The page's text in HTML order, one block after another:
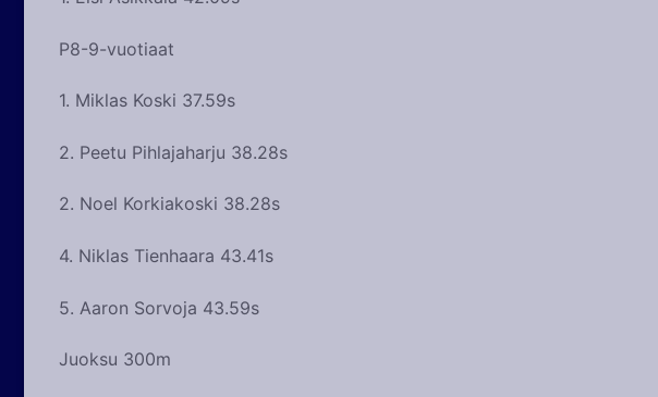
P8-9-vuotiaat
1. Miklas Koski 37.59s
2. Peetu Pihlajaharju 38.28s
2. Noel Korkiakoski 38.28s
4. Niklas Tienhaara 43.41s
5. Aaron Sorvoja 43.59s
Juoksu 300m